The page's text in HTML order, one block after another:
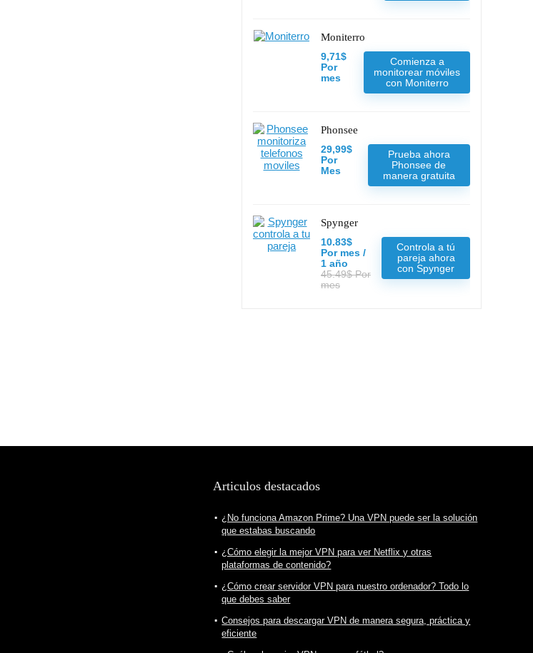
Moniterro
9,71$
Por
mes
Comienza a
monitorear móviles
con Moniterro
Phonsee
29,99$
Por
Mes
Prueba ahora
Phonsee de
manera gratuita
Spynger
10.83$
Por mes /
1 año
45.49$ Por
mes
Controla a tú
pareja ahora
con Spynger
Articulos destacados
¿No funciona Amazon Prime? Una VPN puede ser la solución
que estabas buscando
¿Cómo elegir la mejor VPN para ver Netflix y otras
plataformas de contenido?
¿Cómo crear servidor VPN para nuestro ordenador? Todo lo
que debes saber
Consejos para descargar VPN de manera segura, práctica y
eficiente